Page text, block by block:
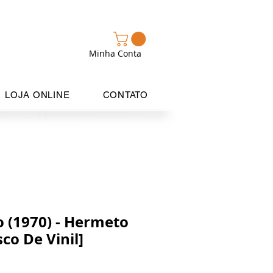
Minha Conta
LOJA ONLINE CONTATO
(1970) - Hermeto
De Vinil]